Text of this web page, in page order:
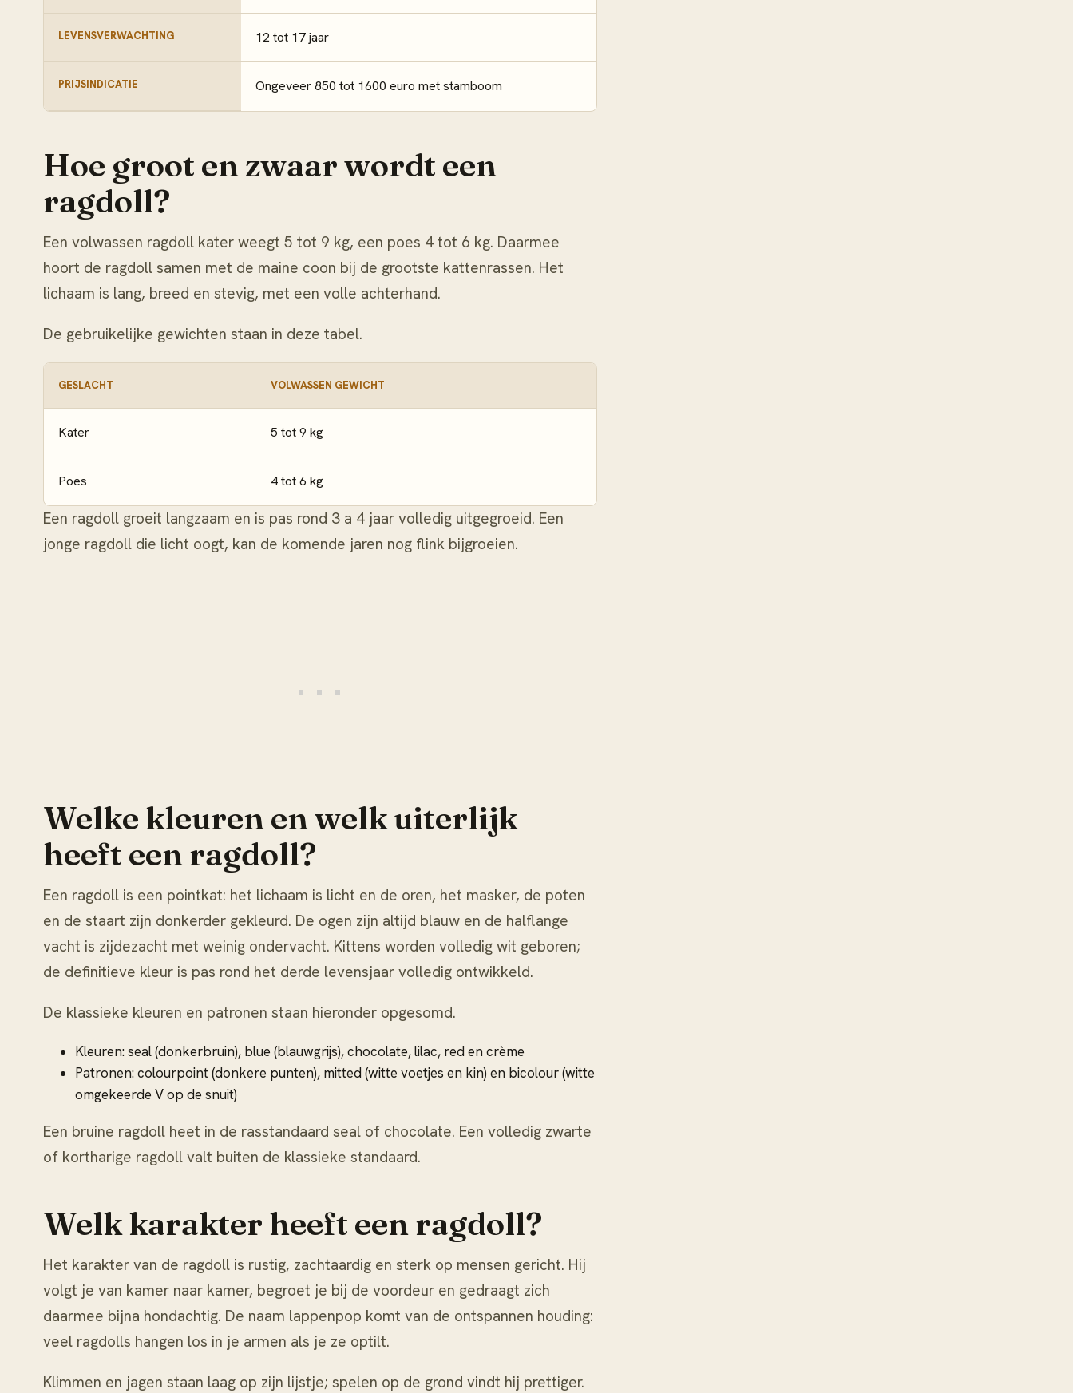
LEVENSVERWACHTING 12 tot 17 jaar
PRIJSINDICATIE Ongeveer 850 tot 1600 euro met stamboom
Hoe groot en zwaar wordt een
ragdoll?
Een volwassen ragdoll kater weegt 5 tot 9 kg, een poes 4 tot 6 kg. Daarmee
hoort de ragdoll samen met de maine coon bij de grootste kattenrassen. Het
lichaam is lang, breed en stevig, met een volle achterhand.
De gebruikelijke gewichten staan in deze tabel.
GESLACHT VOLWASSEN GEWICHT
Kater 5 tot 9 kg
Poes 4 tot 6 kg
Een ragdoll groeit langzaam en is pas rond 3 a 4 jaar volledig uitgegroeid. Een
jonge ragdoll die licht oogt, kan de komende jaren nog flink bijgroeien.
Welke kleuren en welk uiterlijk
heeft een ragdoll?
Een ragdoll is een pointkat: het lichaam is licht en de oren, het masker, de poten
en de staart zijn donkerder gekleurd. De ogen zijn altijd blauw en de halflange
vacht is zijdezacht met weinig ondervacht. Kittens worden volledig wit geboren;
de definitieve kleur is pas rond het derde levensjaar volledig ontwikkeld.
De klassieke kleuren en patronen staan hieronder opgesomd.
Kleuren: seal (donkerbruin), blue (blauwgrijs), chocolate, lilac, red en crème
Patronen: colourpoint (donkere punten), mitted (witte voetjes en kin) en bicolour (witte
omgekeerde V op de snuit)
Een bruine ragdoll heet in de rasstandaard seal of chocolate. Een volledig zwarte
of kortharige ragdoll valt buiten de klassieke standaard.
Welk karakter heeft een ragdoll?
Het karakter van de ragdoll is rustig, zachtaardig en sterk op mensen gericht. Hij
volgt je van kamer naar kamer, begroet je bij de voordeur en gedraagt zich
daarmee bijna hondachtig. De naam lappenpop komt van de ontspannen houding:
veel ragdolls hangen los in je armen als je ze optilt.
Klimmen en jagen staan laag op zijn lijstje; spelen op de grond vindt hij prettiger.